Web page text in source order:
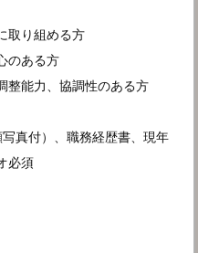
取り組める方
のある方
整能力、協調性のある方
真付）、職務経歴書、現年
必須